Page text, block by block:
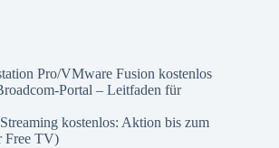
Pro/VMware Fusion kostenlos
Portal – Leitfaden für
kostenlos: Aktion bis zum
Free TV)